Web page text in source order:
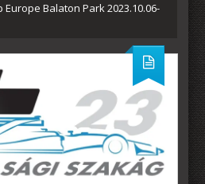
Balaton Park 2023.10.06-